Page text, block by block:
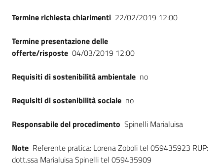
su
Termine richiesta chiarimenti 22/02/2019 12:00
Termine presentazione delle
offerte/risposte 04/03/2019 12:00
Requisiti di sostenibilità ambientale no
Requisiti di sostenibilità sociale no
Responsabile del procedimento Spinelli Marialuisa
Note Referente pratica: Lorena Zoboli tel 059435923 RUP:
dott.ssa Marialuisa Spinelli tel 059435909